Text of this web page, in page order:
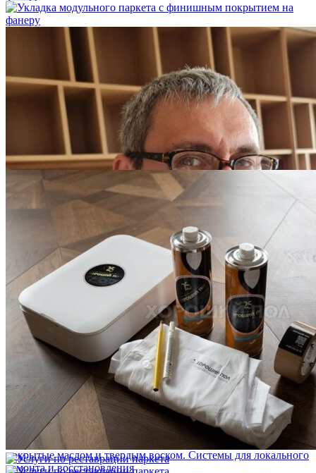
Укладка модульного паркета с финишным покрытием на
3 600 ₽
Услуги по реставрации паркета
Блог
Интересные статьи о паркете Coswick